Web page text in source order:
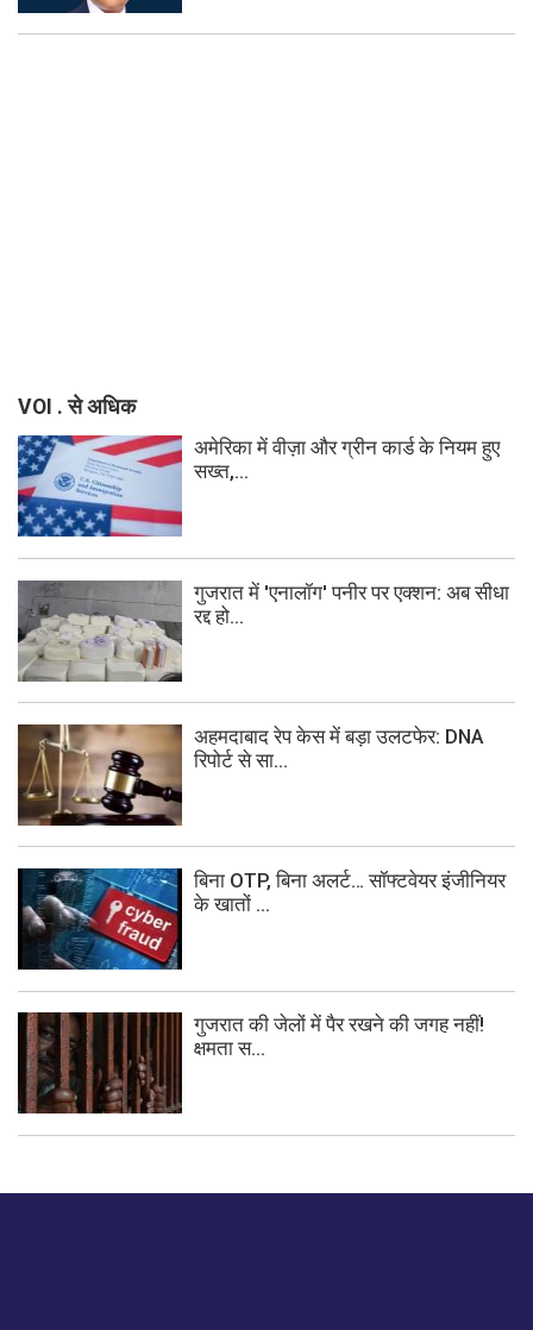
VOI . से अधिक
अमेरिका में वीज़ा और ग्रीन कार्ड के नियम हुए
सख्त,...
गुजरात में 'एनालॉग' पनीर पर एक्शन: अब सीधा
रद्द हो...
अहमदाबाद रेप केस में बड़ा उलटफेर: DNA
रिपोर्ट से सा...
बिना OTP, बिना अलर्ट… सॉफ्टवेयर इंजीनियर
के खातों ...
गुजरात की जेलों में पैर रखने की जगह नहीं!
क्षमता स...